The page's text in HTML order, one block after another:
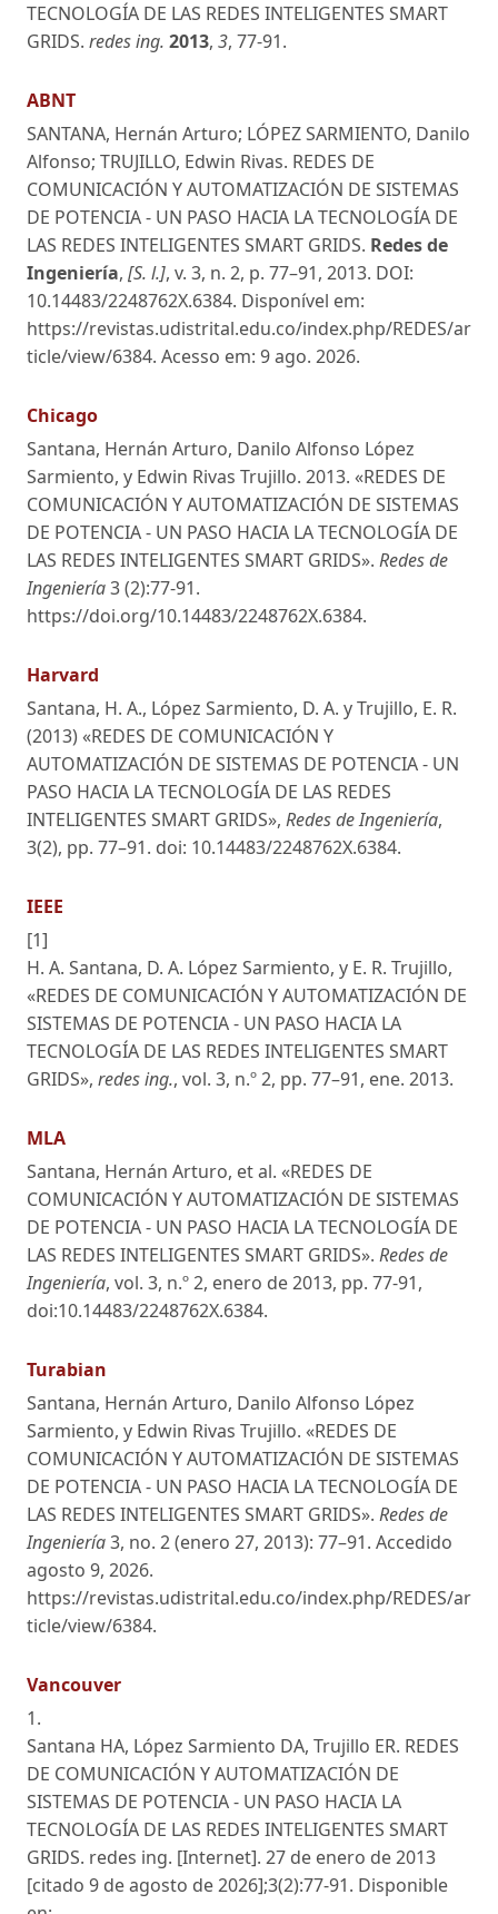
TECNOLOGÍA DE LAS REDES INTELIGENTES SMART
GRIDS. redes ing. 2013, 3, 77-91.
ABNT
SANTANA, Hernán Arturo; LÓPEZ SARMIENTO, Danilo
Alfonso; TRUJILLO, Edwin Rivas. REDES DE
COMUNICACIÓN Y AUTOMATIZACIÓN DE SISTEMAS
DE POTENCIA - UN PASO HACIA LA TECNOLOGÍA DE
LAS REDES INTELIGENTES SMART GRIDS. Redes de
Ingeniería, [S. l.], v. 3, n. 2, p. 77–91, 2013. DOI:
10.14483/2248762X.6384. Disponível em:
https://revistas.udistrital.edu.co/index.php/REDES/ar
ticle/view/6384. Acesso em: 9 ago. 2026.
Chicago
Santana, Hernán Arturo, Danilo Alfonso López
Sarmiento, y Edwin Rivas Trujillo. 2013. «REDES DE
COMUNICACIÓN Y AUTOMATIZACIÓN DE SISTEMAS
DE POTENCIA - UN PASO HACIA LA TECNOLOGÍA DE
LAS REDES INTELIGENTES SMART GRIDS». Redes de
Ingeniería3 (2):77-91.
https://doi.org/10.14483/2248762X.6384.
Harvard
Santana, H. A., López Sarmiento, D. A. y Trujillo, E. R.
(2013) «REDES DE COMUNICACIÓN Y
AUTOMATIZACIÓN DE SISTEMAS DE POTENCIA - UN
PASO HACIA LA TECNOLOGÍA DE LAS REDES
INTELIGENTES SMART GRIDS», Redes de Ingeniería,
3(2), pp. 77–91. doi: 10.14483/2248762X.6384.
IEEE
[1]
H. A. Santana, D. A. López Sarmiento, y E. R. Trujillo,
«REDES DE COMUNICACIÓN Y AUTOMATIZACIÓN DE
SISTEMAS DE POTENCIA - UN PASO HACIA LA
TECNOLOGÍA DE LAS REDES INTELIGENTES SMART
GRIDS», redes ing., vol. 3, n.º 2, pp. 77–91, ene. 2013.
MLA
Santana, Hernán Arturo, et al. «REDES DE
COMUNICACIÓN Y AUTOMATIZACIÓN DE SISTEMAS
DE POTENCIA - UN PASO HACIA LA TECNOLOGÍA DE
LAS REDES INTELIGENTES SMART GRIDS». Redes de
Ingeniería, vol. 3, n.º 2, enero de 2013, pp. 77-91,
doi:10.14483/2248762X.6384.
Turabian
Santana, Hernán Arturo, Danilo Alfonso López
Sarmiento, y Edwin Rivas Trujillo. «REDES DE
COMUNICACIÓN Y AUTOMATIZACIÓN DE SISTEMAS
DE POTENCIA - UN PASO HACIA LA TECNOLOGÍA DE
LAS REDES INTELIGENTES SMART GRIDS». Redes de
Ingeniería3, no. 2 (enero 27, 2013): 77–91. Accedido
agosto 9, 2026.
https://revistas.udistrital.edu.co/index.php/REDES/ar
ticle/view/6384.
Vancouver
1.
Santana HA, López Sarmiento DA, Trujillo ER. REDES
DE COMUNICACIÓN Y AUTOMATIZACIÓN DE
SISTEMAS DE POTENCIA - UN PASO HACIA LA
TECNOLOGÍA DE LAS REDES INTELIGENTES SMART
GRIDS. redes ing. [Internet]. 27 de enero de 2013
[citado 9 de agosto de 2026];3(2):77-91. Disponible